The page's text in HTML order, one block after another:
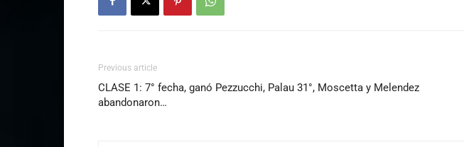
Previous article
CLASE 1: 7° fecha, ganó Pezzucchi, Palau 31°, Moscetta y Melendez
abandonaron…